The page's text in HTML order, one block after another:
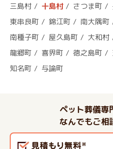
三島村
十島村 さつま町
東串良町
錦江町 南大隅町
南種子町
屋久島町 大和村
龍郷町
喜界町 徳之島町
知名町
与論町
ペット葬儀専
なんでもご相